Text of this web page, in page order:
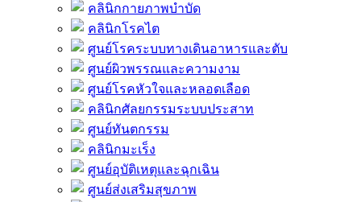
คลินิกกายภาพบำบัด
คลินิกโรคไต
ศูนย์โรคระบบทางเดินอาหารและตับ
ศูนย์ผิวพรรณและความงาม
ศูนย์โรคหัวใจและหลอดเลือด
คลินิกศัลยกรรมระบบประสาท
ศูนย์ทันตกรรม
คลินิกมะเร็ง
ศูนย์อุบัติเหตุและฉุกเฉิน
ศูนย์ส่งเสริมสุขภาพ